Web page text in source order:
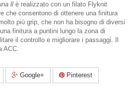
ll è realizzato con un filato Flyknit
che consentono di ottenere una finitura
più grip, che non ha bisogno di diversi
finitura a puntini lungo la zona di
il controllo e migliorare i passaggi. Il
ACC.
Google+ Pinterest